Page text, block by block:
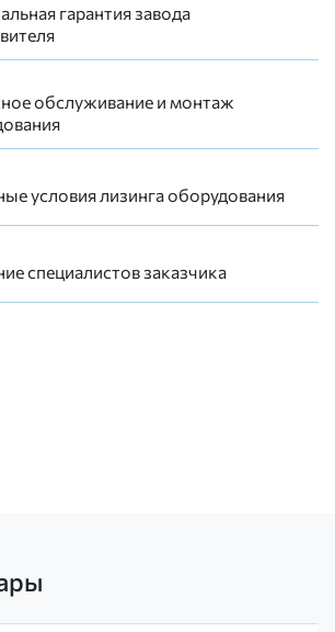
гарантия завода
обслуживание и монтаж
условия лизинга оборудования
специалистов заказчика